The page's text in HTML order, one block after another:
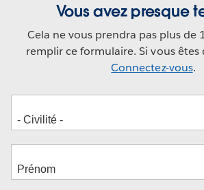
Vous avez presque
Cela ne vous prendra pas plus de
remplir ce formulaire. Si vous êtes
Connectez-vous.